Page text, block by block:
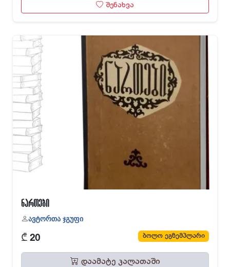
შენახვა
ნართები
ავტორთა ჯგუფი
₾ 20 ბოლო ეგზემპლარი
დაამატე კალათაში